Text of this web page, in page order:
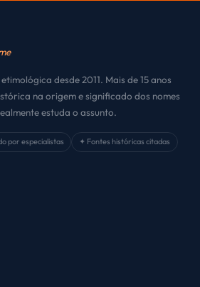
desde 2011. Mais de 15 anos
na origem e significado dos nomes
estuda o assunto.
por especialistas
✦ Fontes históricas citadas